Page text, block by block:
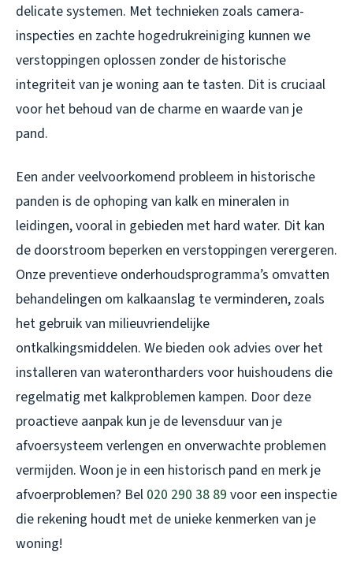
delicate systemen. Met technieken zoals camera-
inspecties en zachte hogedrukreiniging kunnen we
verstoppingen oplossen zonder de historische
integriteit van je woning aan te tasten. Dit is cruciaal
voor het behoud van de charme en waarde van je
pand.
Een ander veelvoorkomend probleem in historische
panden is de ophoping van kalk en mineralen in
leidingen, vooral in gebieden met hard water. Dit kan
de doorstroom beperken en verstoppingen verergeren.
Onze preventieve onderhoudsprogramma’s omvatten
behandelingen om kalkaanslag te verminderen, zoals
het gebruik van milieuvriendelijke
ontkalkingsmiddelen. We bieden ook advies over het
installeren van waterontharders voor huishoudens die
regelmatig met kalkproblemen kampen. Door deze
proactieve aanpak kun je de levensduur van je
afvoersysteem verlengen en onverwachte problemen
vermijden. Woon je in een historisch pand en merk je
afvoerproblemen? Bel 020 290 38 89 voor een inspectie
die rekening houdt met de unieke kenmerken van je
woning!